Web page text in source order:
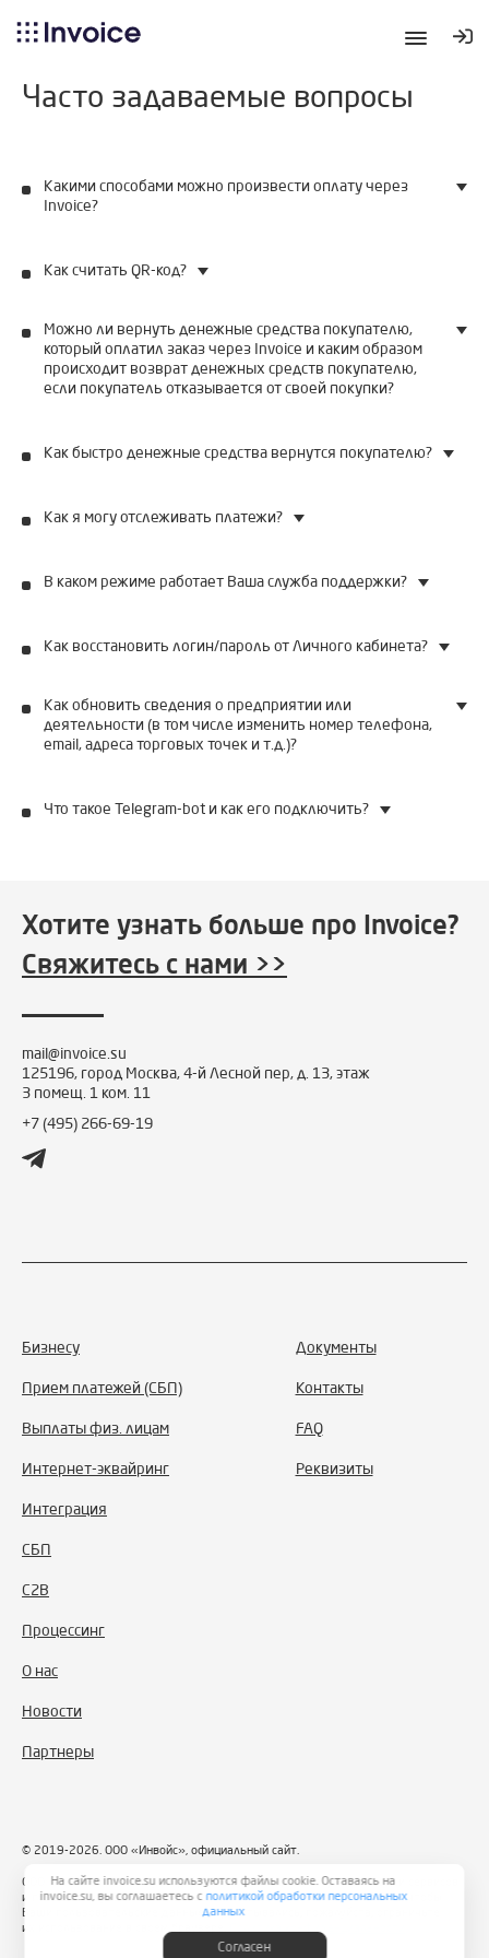
На сайте invoice.su используются файлы cookie. Оставаясь на
invoice.su, вы соглашаетесь с политикой обработки персональных
данных
Согласен
Часто задаваемые вопросы
Какими способами можно произвести оплату через
Invoice?
Как считать QR-код?
Можно ли вернуть денежные средства покупателю,
который оплатил заказ через Invoice и каким образом
происходит возврат денежных средств покупателю,
если покупатель отказывается от своей покупки?
Как быстро денежные средства вернутся покупателю?
Как я могу отслеживать платежи?
В каком режиме работает Ваша служба поддержки?
Как восстановить логин/пароль от Личного кабинета?
Как обновить сведения о предприятии или
деятельности (в том числе изменить номер телефона,
email, адреса торговых точек и т.д.)?
Что такое Telegram-bot и как его подключить?
Хотите узнать больше про Invoice?
Свяжитесь с нами >>
mail@invoice.su
125196, город Москва, 4-й Лесной пер, д. 13, этаж
3 помещ. 1 ком. 11
+7 (495) 266-69-19
Подвал
Бизнесу
Прием платежей (СБП)
Выплаты физ. лицам
Интернет-эквайринг
Интеграция
СБП
С2B
Процессинг
О нас
Новости
Партнеры
Документы
Контакты
FAQ
Реквизиты
© 2019-2026. ООО «Инвойс», официальный сайт.
ООО «Инвойс» использует файлы «cookie» с целью персонализации сервисов
и повышения удобства пользования веб-сайтом. Если Вы не хотите, чтобы
Ваши пользовательские данные обрабатывались, пожалуйста, ограничьте
их использование в своём браузере.